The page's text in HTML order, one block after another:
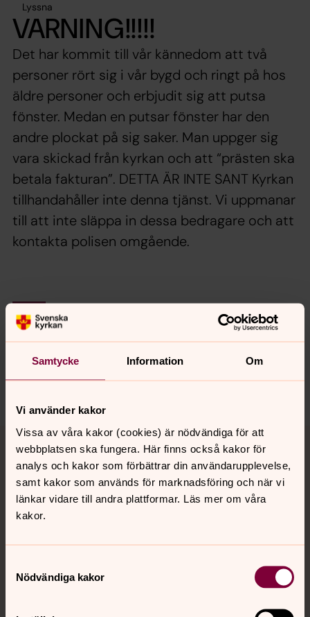
Samtycke Information Om
Vi använder kakor
Vissa av våra kakor (cookies) är nödvändiga för att
webbplatsen ska fungera. Här finns också kakor för
analys och kakor som förbättrar din användarupplevelse,
samt kakor som används för marknadsföring och när vi
länkar vidare till andra plattformar. Läs mer om våra
kakor.
Nödvändiga kakor
Lyssna
VARNING!!!!!
Det har kommit till vår kännedom att två
personer rört sig i vår bygd och ringt på hos
äldre personer och erbjudit sig att putsa
fönster. Medan en putsar fönster har den
andre plockat på sig saker. Man uppger sig
vara skickad från kyrkan och att “prästen ska
betala fakturan”. DETTA ÄR INTE SANT Kyrkan
tillhandahåller inte denna tjänst. Vi uppmanar
till att inte släppa in dessa bedragare och att
kontakta polisen omgående.
Synpunkter eller frågor på sidans
innehåll?
glimakra-hjarsas.forsamling@svenskakyrkan.se
Tillbaka till toppen
Tillbaka till innehållet
Kontakt